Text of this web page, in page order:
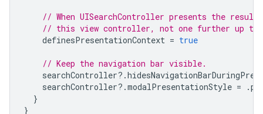
// When UISearchController presents the
// this view controller, not one further up
definesPresentationContext = true
// Keep the navigation bar visible.
searchController?.
searchController?.modalPresentationStyle = .
}
}